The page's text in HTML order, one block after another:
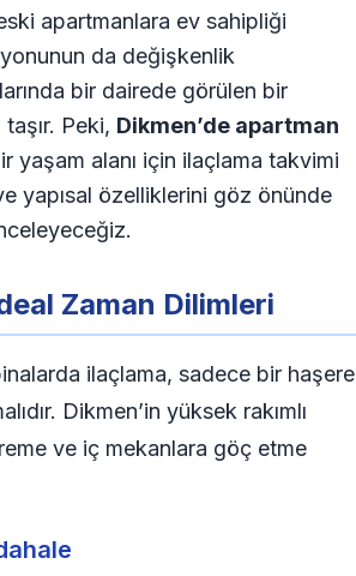
apartmanlara ev sahipliği
da değişkenlik
bir dairede görülen bir
Peki, Dikmen’de apartman
yaşam alanı için ilaçlama takvimi
yapısal özelliklerini göz önünde
Zaman Dilimleri
ilaçlama, sadece bir haşere
Dikmen’in yüksek rakımlı
ve iç mekanlara göç etme